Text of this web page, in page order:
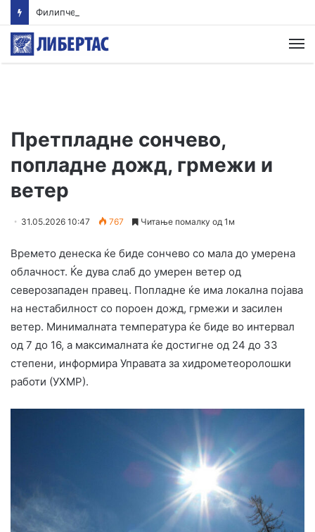
Претпладне сончево,
попладне дожд, грмежи и
ветер
31.05.2026 10:47 767 Читање помалку од 1м
Времето денеска ќе биде сончево со мала до умерена
облачност. Ќе дува слаб до умерен ветер од
северозападен правец. Попладне ќе има локална појава
на нестабилност со пороен дожд, грмежи и засилен
ветер. Минималната температура ќе биде во интервал
од 7 до 16, а максималната ќе достигне од 24 до 33
степени, информира Управата за хидрометеоролошки
работи (УХМР).